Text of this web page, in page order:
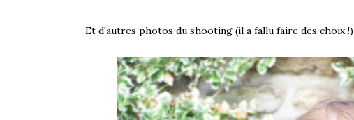
Et d'autres photos du shooting (il a fallu faire des choix !)